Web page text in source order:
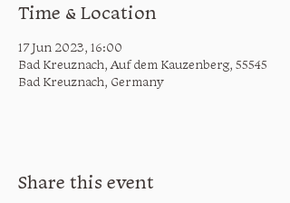
Time & Location
17 Jun 2023, 16:00
Bad Kreuznach, Auf dem Kauzenberg, 55545
Bad Kreuznach, Germany
Share this event